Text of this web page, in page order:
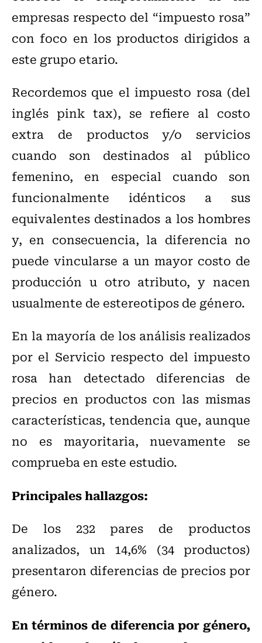
empresas respecto del “impuesto rosa”
con foco en los productos dirigidos a
este grupo etario.
Recordemos que el impuesto rosa (del
inglés pink tax), se refiere al costo
extra de productos y/o servicios
cuando son destinados al público
femenino, en especial cuando son
funcionalmente idénticos a sus
equivalentes destinados a los hombres
y, en consecuencia, la diferencia no
puede vincularse a un mayor costo de
producción u otro atributo, y nacen
usualmente de estereotipos de género.
En la mayoría de los análisis realizados
por el Servicio respecto del impuesto
rosa han detectado diferencias de
precios en productos con las mismas
características, tendencia que, aunque
no es mayoritaria, nuevamente se
comprueba en este estudio.
Principales hallazgos:
De los 232 pares de productos
analizados, un 14,6% (34 productos)
presentaron diferencias de precios por
género.
En términos de diferencia por género,